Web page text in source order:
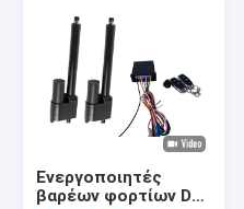
Ενεργοποιητές
βαρέων φορτίων DC